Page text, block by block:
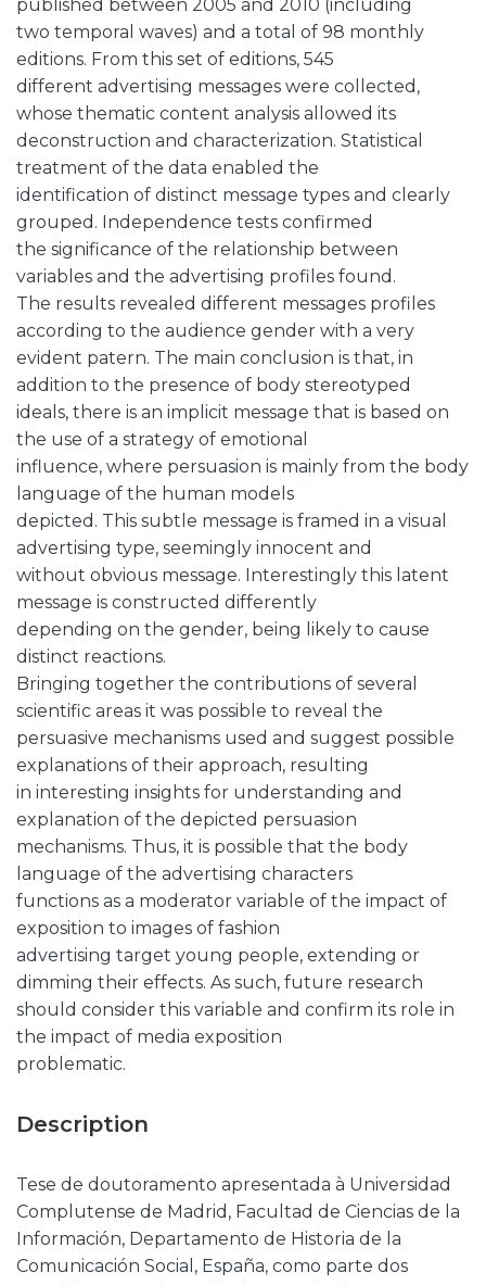
published between 2005 and 2010 (including
two temporal waves) and a total of 98 monthly
editions. From this set of editions, 545
different advertising messages were collected,
whose thematic content analysis allowed its
deconstruction and characterization. Statistical
treatment of the data enabled the
identification of distinct message types and clearly
grouped. Independence tests confirmed
the significance of the relationship between
variables and the advertising profiles found.
The results revealed different messages profiles
according to the audience gender with a very
evident patern. The main conclusion is that, in
addition to the presence of body stereotyped
ideals, there is an implicit message that is based on
the use of a strategy of emotional
influence, where persuasion is mainly from the body
language of the human models
depicted. This subtle message is framed in a visual
advertising type, seemingly innocent and
without obvious message. Interestingly this latent
message is constructed differently
depending on the gender, being likely to cause
distinct reactions.
Bringing together the contributions of several
scientific areas it was possible to reveal the
persuasive mechanisms used and suggest possible
explanations of their approach, resulting
in interesting insights for understanding and
explanation of the depicted persuasion
mechanisms. Thus, it is possible that the body
language of the advertising characters
functions as a moderator variable of the impact of
exposition to images of fashion
advertising target young people, extending or
dimming their effects. As such, future research
should consider this variable and confirm its role in
the impact of media exposition
problematic.
Description
Tese de doutoramento apresentada à Universidad
Complutense de Madrid, Facultad de Ciencias de la
Información, Departamento de Historia de la
Comunicación Social, España, como parte dos